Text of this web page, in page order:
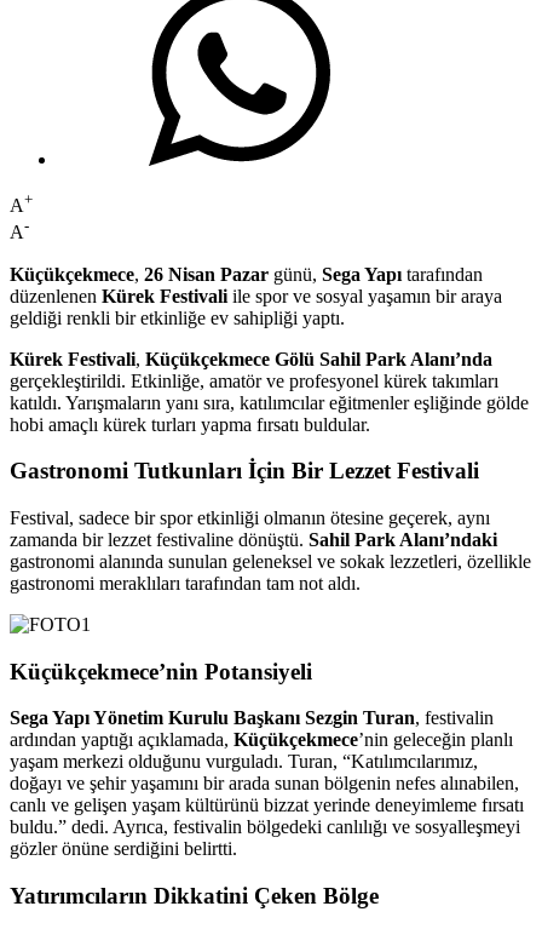
A+
A-
Küçükçekmece, 26 Nisan Pazar günü, Sega Yapı tarafından
düzenlenen Kürek Festivali ile spor ve sosyal yaşamın bir araya
geldiği renkli bir etkinliğe ev sahipliği yaptı.
Kürek Festivali, Küçükçekmece Gölü Sahil Park Alanı’nda
gerçekleştirildi. Etkinliğe, amatör ve profesyonel kürek takımları
katıldı. Yarışmaların yanı sıra, katılımcılar eğitmenler eşliğinde gölde
hobi amaçlı kürek turları yapma fırsatı buldular.
Gastronomi Tutkunları İçin Bir Lezzet Festivali
Festival, sadece bir spor etkinliği olmanın ötesine geçerek, aynı
zamanda bir lezzet festivaline dönüştü. Sahil Park Alanı’ndaki
gastronomi alanında sunulan geleneksel ve sokak lezzetleri, özellikle
gastronomi meraklıları tarafından tam not aldı.
Küçükçekmece’nin Potansiyeli
Sega Yapı Yönetim Kurulu Başkanı Sezgin Turan, festivalin
ardından yaptığı açıklamada, Küçükçekmece’nin geleceğin planlı
yaşam merkezi olduğunu vurguladı. Turan, “Katılımcılarımız,
doğayı ve şehir yaşamını bir arada sunan bölgenin nefes alınabilen,
canlı ve gelişen yaşam kültürünü bizzat yerinde deneyimleme fırsatı
buldu.” dedi. Ayrıca, festivalin bölgedeki canlılığı ve sosyalleşmeyi
gözler önüne serdiğini belirtti.
Yatırımcıların Dikkatini Çeken Bölge